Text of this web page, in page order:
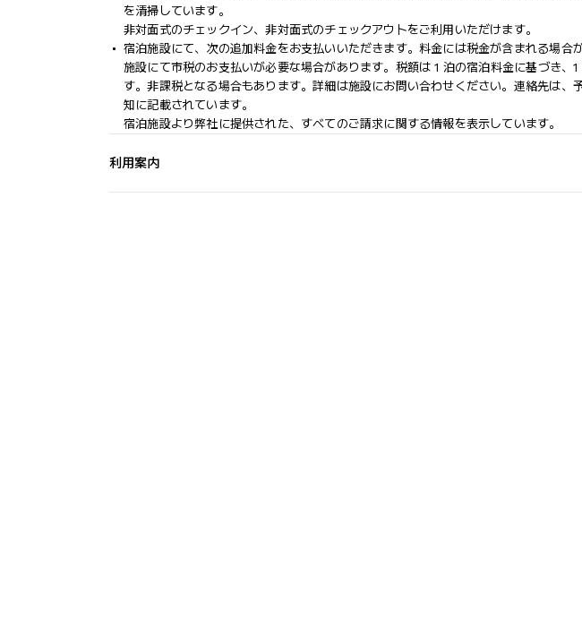
を清掃しています。
非対面式のチェックイン、非対面式のチェックアウトをご利用いただけます。
宿泊施設にて、次の追加料金をお支払いいただきます。料金には税金が含まれる場合
施設にて市税のお支払いが必要な場合があります。税額は 1 泊の宿泊料金に基づき
す。非課税となる場合もあります。詳細は施設にお問い合わせください。連絡先は、
知に記載されています。
宿泊施設より弊社に提供された、すべてのご請求に関する情報を表示しています。
利用案内